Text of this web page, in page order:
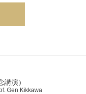
演）
Gen Kikkawa